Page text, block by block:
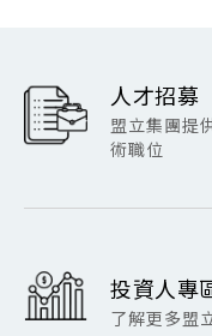
人才招募
盟立集團提
術職位
投資人專
了解更多盟